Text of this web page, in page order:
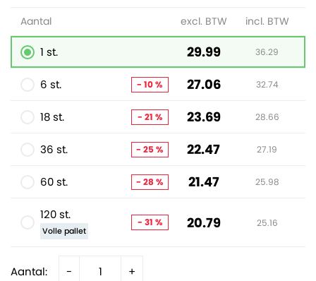
Aantal: - +
Aantal excl. BTW incl. BTW
1 st. 29.99 36.29
6 st. - 10 % 27.06 32.74
18 st. - 21 % 23.69 28.66
36 st. - 25 % 22.47 27.19
60 st. - 28 % 21.47 25.98
120 st.
Volle pallet
- 31 % 20.79 25.16